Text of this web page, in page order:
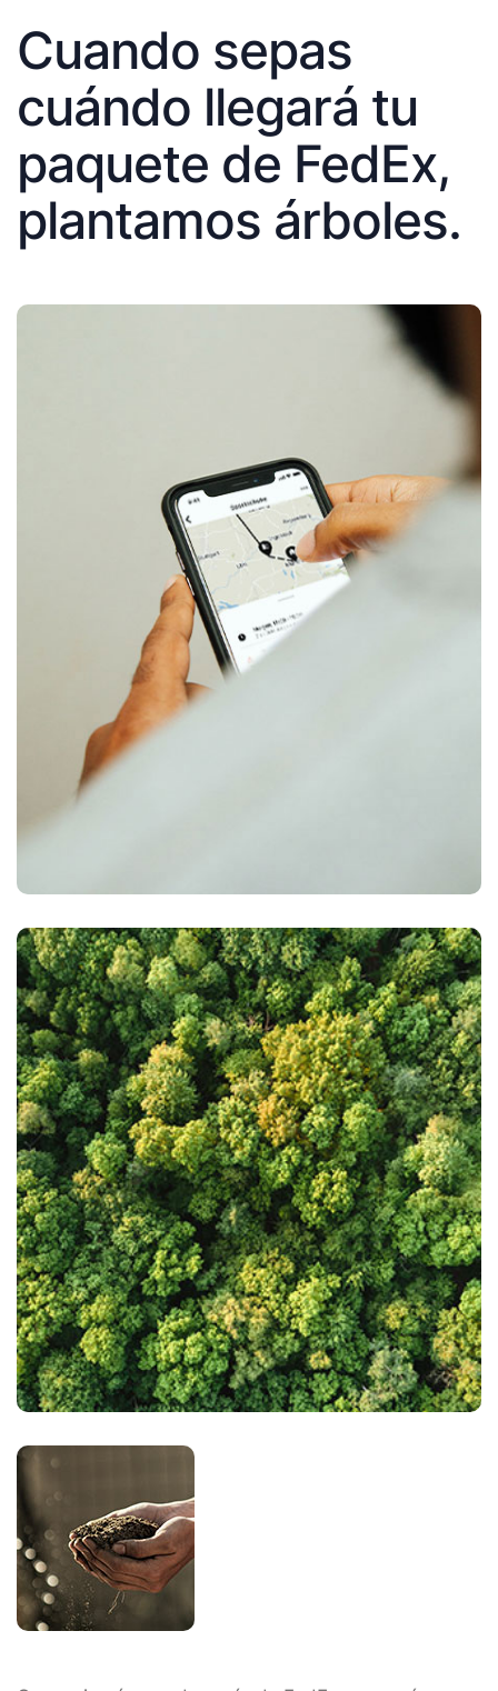
Cuando sepas
cuándo llegará tu
paquete de FedEx,
plantamos árboles.